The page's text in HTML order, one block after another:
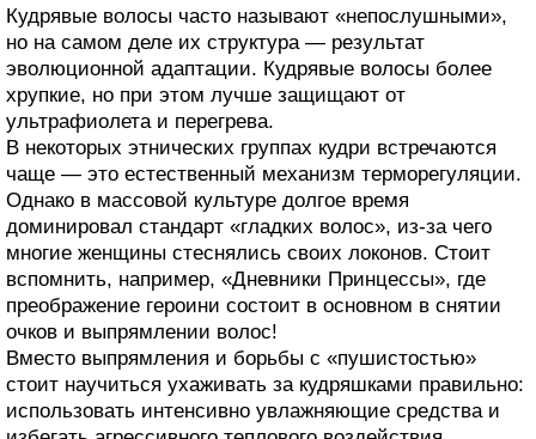
Кудрявые волосы часто называют «непослушными»,
но на самом деле их структура — результат
эволюционной адаптации. Кудрявые волосы более
хрупкие, но при этом лучше защищают от
ультрафиолета и перегрева.
В некоторых этнических группах кудри встречаются
чаще — это естественный механизм терморегуляции.
Однако в массовой культуре долгое время
доминировал стандарт «гладких волос», из-за чего
многие женщины стеснялись своих локонов. Стоит
вспомнить, например, «Дневники Принцессы», где
преображение героини состоит в основном в снятии
очков и выпрямлении волос!
Вместо выпрямления и борьбы с «пушистостью»
стоит научиться ухаживать за кудряшками правильно:
использовать интенсивно увлажняющие средства и